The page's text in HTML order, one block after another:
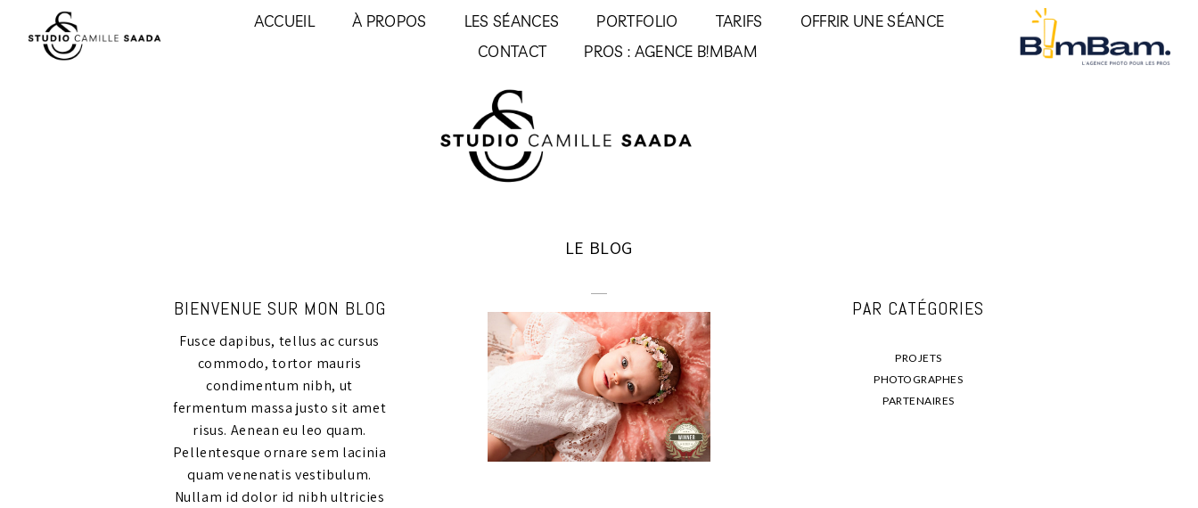
ACCUEIL À PROPOS LES SÉANCES PORTFOLIO TARIFS
OFFRIR UNE SÉANCE
CONTACT
PROS : AGENCE B!MBAM
BIENVENUE SUR MON BLOG
Fusce dapibus, tellus ac cursus
commodo, tortor mauris
condimentum nibh, ut
fermentum massa justo sit amet
risus. Aenean eu leo quam.
Pellentesque ornare sem lacinia
quam venenatis vestibulum.
Nullam id dolor id nibh ultricies
LE BLOG
PAR CATÉGORIES
PROJETS
PHOTOGRAPHES
PARTENAIRES